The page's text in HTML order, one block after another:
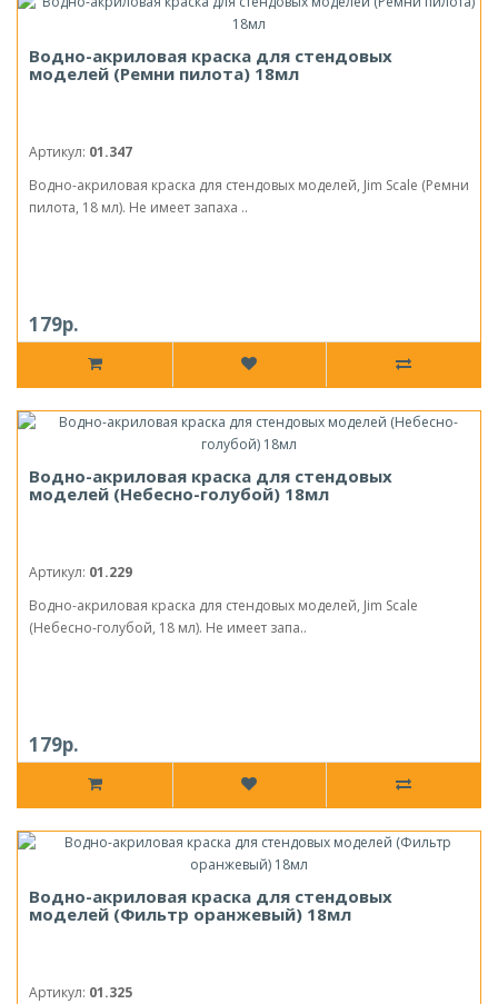
Водно-акриловая краска для стендовых
моделей (Ремни пилота) 18мл
Артикул: 01.347
Водно-акриловая краска для стендовых моделей, Jim Scale (Ремни
пилота, 18 мл). Не имеет запаха ..
179р.
Водно-акриловая краска для стендовых
моделей (Небесно-голубой) 18мл
Артикул: 01.229
Водно-акриловая краска для стендовых моделей, Jim Scale
(Небесно-голубой, 18 мл). Не имеет запа..
179р.
Водно-акриловая краска для стендовых
моделей (Фильтр оранжевый) 18мл
Артикул: 01.325